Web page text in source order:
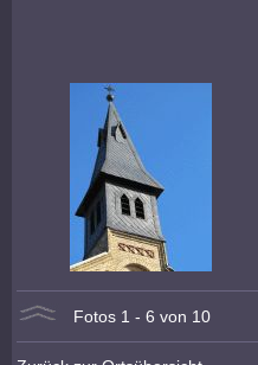
Fotos 1 - 6 von 10